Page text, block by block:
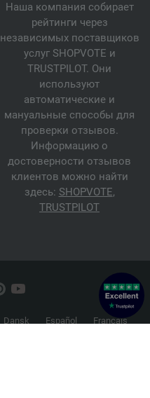
Наша компания собирает
рейтинги через
независимых поставщиков
услуг SHOPVOTE и
TRUSTPILOT. Они
используют
автоматические и
мануальные способы для
проверки отзывов.
Информацию о
достоверности отзывов
клиентов можно найти
здесь: SHOPVOTE,
TRUSTPILOT
Dansk Español
Français